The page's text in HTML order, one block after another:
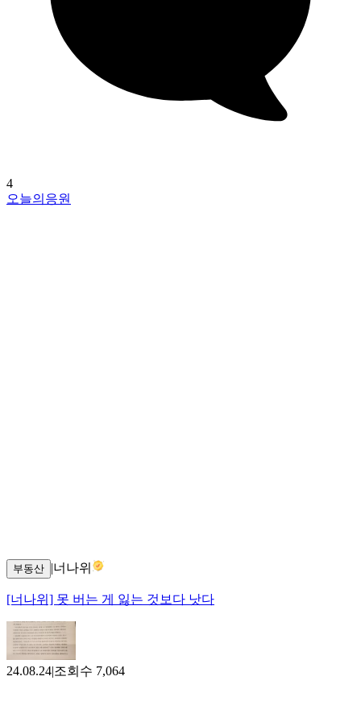
4
오늘의응원
부동산 |너나위
[너나위] 못 버는 게 잃는 것보다 낫다
24.08.24|조회수 7,064